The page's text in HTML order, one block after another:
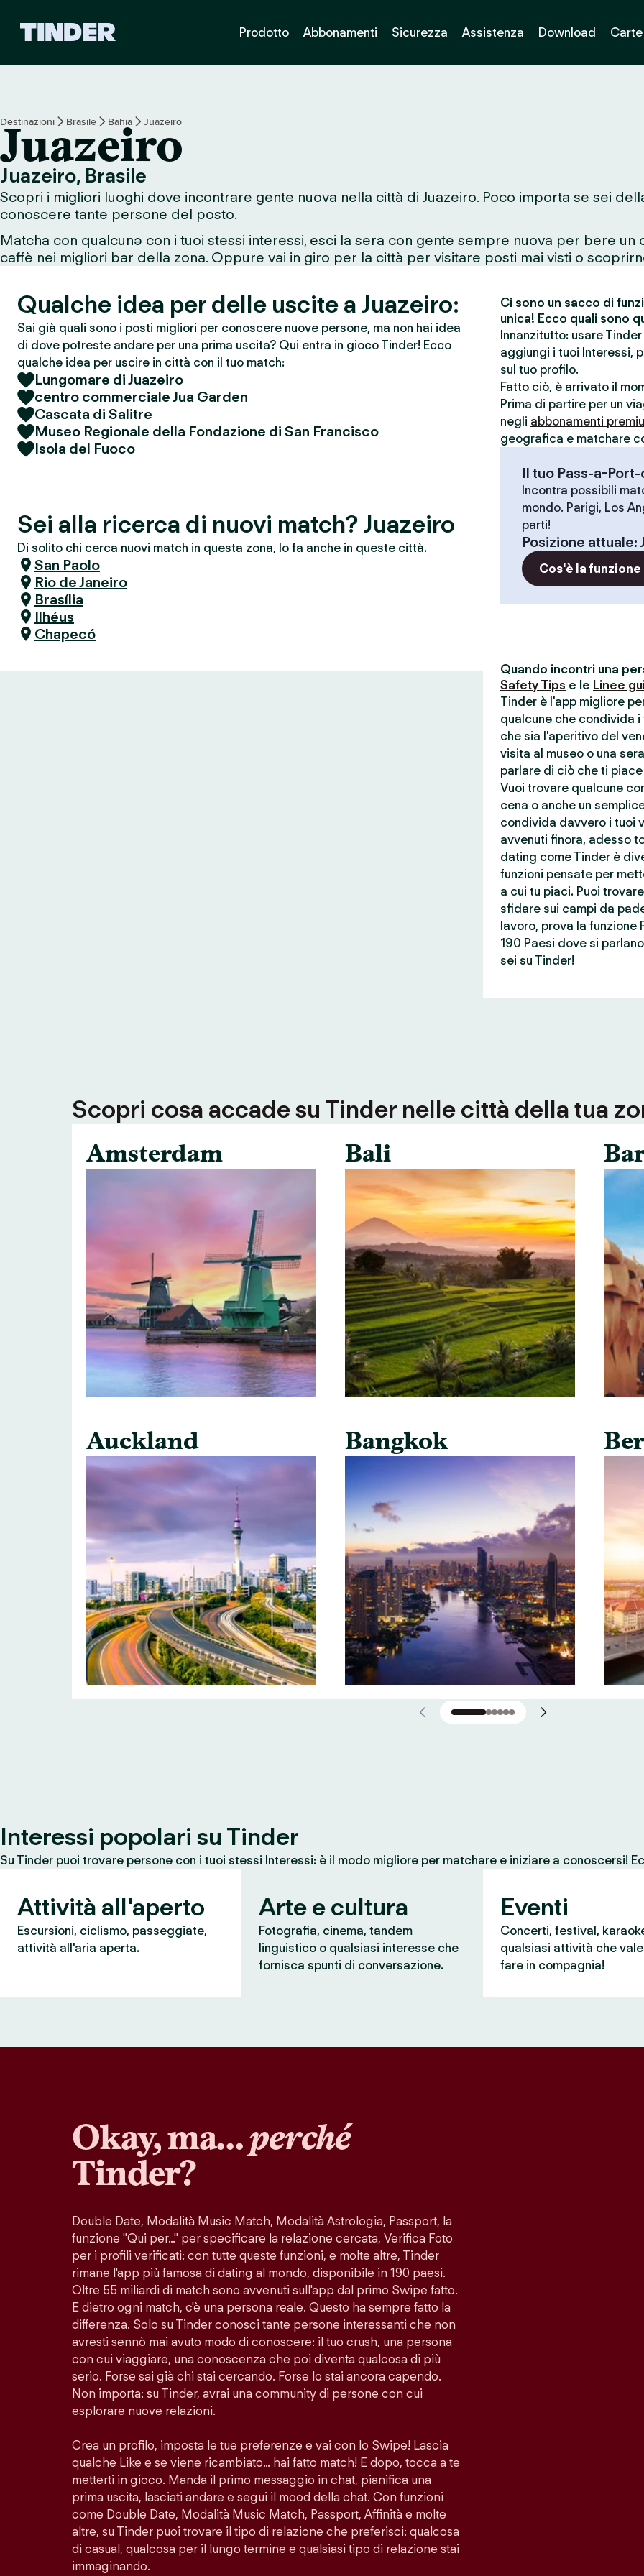
T
n
e
r
Prodotto Abbonamenti Sicurezza Assistenza Download
Destinazioni Brasile Bahia Juazeiro
Juazeiro
Juazeiro, Brasile
Scopri i migliori luoghi dove incontrare gente nuova nella città di Juazeiro. Poco importa se sei
conoscere tante persone del posto.
Matcha con qualcunə con i tuoi stessi interessi, esci la sera con gente sempre nuova per bere
caffè nei migliori bar della zona. Oppure vai in giro per la città per visitare posti mai visti o
Qualche idea per delle uscite a Juazeiro:
Sai già quali sono i posti migliori per conoscere nuove persone, ma non hai idea
di dove potreste andare per una prima uscita? Qui entra in gioco Tinder! Ecco
qualche idea per uscire in città con il tuo match:
Lungomare di Juazeiro
centro commerciale Jua Garden
Cascata di Salitre
Museo Regionale della Fondazione di San Francisco
Isola del Fuoco
Sei alla ricerca di nuovi match? Juazeiro
Di solito chi cerca nuovi match in questa zona, lo fa anche in queste città.
San Paolo
Rio de Janeiro
Brasília
Ilhéus
Chapecó
Ci sono un sacco di
unica! Ecco quali sono
Innanzitutto: usare
aggiungi i tuoi Interessi,
sul tuo profilo.
Fatto ciò, è arrivato il
Prima di partire per un
negli abbonamenti
geografica e matchare
Il tuo Pass-a-
Incontra possibili
mondo. Parigi, Los
parti!
Posizione attuale:
Cos'è la
Quando incontri una
Safety Tips e le Linee
Tinder è l'app migliore
qualcunə che condivida
che sia l'aperitivo del
visita al museo o una
parlare di ciò che ti
Vuoi trovare qualcunə
cena o anche un
condivida davvero i tuoi
avvenuti finora, adesso
dating come Tinder è
funzioni pensate per
a cui tu piaci. Puoi
sfidare sui campi da
lavoro, prova la
190 Paesi dove si
sei su Tinder!
Scopri cosa accade su Tinder nelle città della tua
Amsterdam
Auckland
Bali
Bangkok
Interessi popolari su Tinder
Su Tinder puoi trovare persone con i tuoi stessi Interessi: è il modo migliore per matchare e iniziare a conoscersi!
Attività all'aperto
Escursioni, ciclismo, passeggiate,
attività all'aria aperta.
Arte e cultura
Fotografia, cinema, tandem
linguistico o qualsiasi interesse che
fornisca spunti di conversazione.
Eventi
Concerti, festival,
qualsiasi attività che
fare in compagnia!
Okay, ma…perché
Tinder?
Double Date, Modalità Music Match, Modalità Astrologia, Passport, la
funzione "Qui per…" per specificare la relazione cercata, Verifica Foto
per i profili verificati: con tutte queste funzioni, e molte altre, Tinder
rimane l'app più famosa di dating al mondo, disponibile in 190 paesi.
Oltre 55 miliardi di match sono avvenuti sull'app dal primo Swipe fatto.
E dietro ogni match, c'è una persona reale. Questo ha sempre fatto la
differenza. Solo su Tinder conosci tante persone interessanti che non
avresti sennò mai avuto modo di conoscere: il tuo crush, una persona
con cui viaggiare, una conoscenza che poi diventa qualcosa di più
serio. Forse sai già chi stai cercando. Forse lo stai ancora capendo.
Non importa: su Tinder, avrai una community di persone con cui
esplorare nuove relazioni.
Crea un profilo, imposta le tue preferenze e vai con lo Swipe! Lascia
qualche Like e se viene ricambiato… hai fatto match! E dopo, tocca a te
metterti in gioco. Manda il primo messaggio in chat, pianifica una
prima uscita, lasciati andare e segui il mood della chat. Con funzioni
come Double Date, Modalità Music Match, Passport, Affinità e molte
altre, su Tinder puoi trovare il tipo di relazione che preferisci: qualcosa
di casual, qualcosa per il lungo termine e qualsiasi tipo di relazione stai
immaginando.